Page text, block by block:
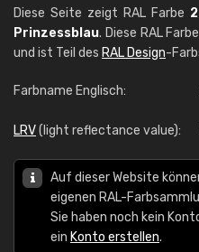
Diese Seite zeigt RAL Farbe
Prinzessblau. Diese RAL
und ist Teil des RAL Design-
Farbname Englisch:
LRV(light reflectance value):
Auf dieser Website
eigenen RAL-
Sie haben noch kein
ein Konto erstellen.